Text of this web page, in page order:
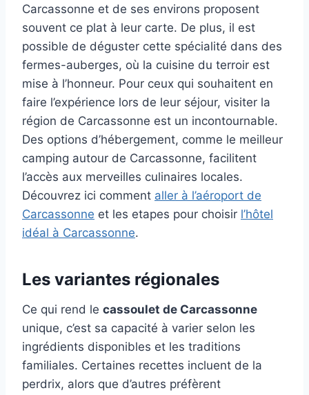
Carcassonne et de ses environs proposent
souvent ce plat à leur carte. De plus, il est
possible de déguster cette spécialité dans des
fermes-auberges, où la cuisine du terroir est
mise à l’honneur. Pour ceux qui souhaitent en
faire l’expérience lors de leur séjour, visiter la
région de Carcassonne est un incontournable.
Des options d’hébergement, comme le meilleur
camping autour de Carcassonne, facilitent
l’accès aux merveilles culinaires locales.
Découvrez ici comment aller à l’aéroport de
Carcassonne et les etapes pour choisir l’hôtel
idéal à Carcassonne.
Les variantes régionales
Ce qui rend le cassoulet de Carcassonne
unique, c’est sa capacité à varier selon les
ingrédients disponibles et les traditions
familiales. Certaines recettes incluent de la
perdrix, alors que d’autres préfèrent